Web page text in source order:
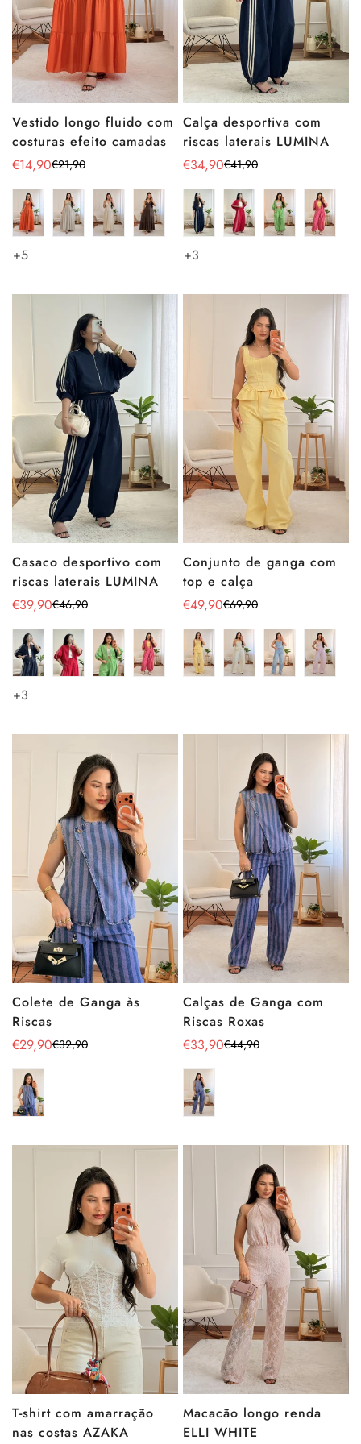
Vestido longo fluido com
costuras efeito camadas
Preço
de
venda
€14,90
Preço
regular
€21,90
+5
Calça desportiva com
riscas laterais LUMINA
Preço
de
venda
€34,90
Preço
regular
€41,90
+3
Casaco desportivo com
riscas laterais LUMINA
Preço
de
venda
€39,90
Preço
regular
€46,90
+3
Conjunto de ganga com
top e calça
Preço
de
venda
€49,90
Preço
regular
€69,90
Colete de Ganga às
Riscas
Preço
de
venda
€29,90
Preço
regular
€32,90
Calças de Ganga com
Riscas Roxas
Preço
de
venda
€33,90
Preço
regular
€44,90
T-shirt com amarração
nas costas AZAKA
Macacão longo renda
ELLI WHITE